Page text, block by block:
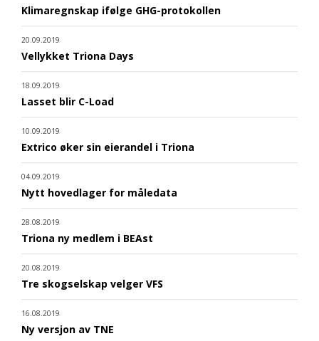
Klimaregnskap ifølge GHG-protokollen
20.09.2019
Vellykket Triona Days
18.09.2019
Lasset blir C-Load
10.09.2019
Extrico øker sin eierandel i Triona
04.09.2019
Nytt hovedlager for måledata
28.08.2019
Triona ny medlem i BEAst
20.08.2019
Tre skogselskap velger VFS
16.08.2019
Ny versjon av TNE